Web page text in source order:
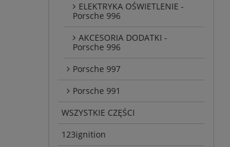
ELEKTRYKA OŚWIETLENIE -
Porsche 996
AKCESORIA DODATKI -
Porsche 996
Porsche 997
Porsche 991
WSZYSTKIE CZĘŚCI
123ignition